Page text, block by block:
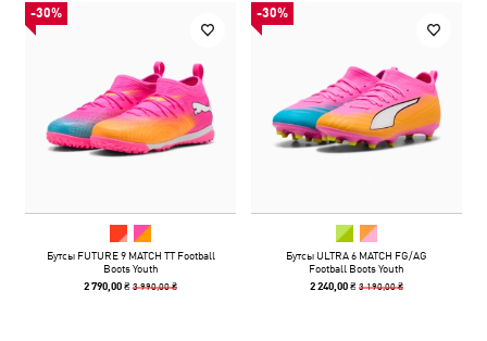
-30%
Бутсы FUTURE 9 MATCH TT Football
Boots Youth
2 790,00 ₴3 990,00 ₴
-30%
Бутсы ULTRA 6 MATCH FG/AG
Football Boots Youth
2 240,00 ₴3 190,00 ₴